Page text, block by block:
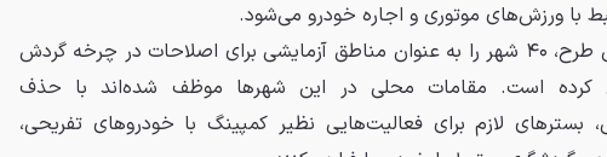
با ورزش‌های موتوری و اجاره خودرو می‌شود.
دولت چین در راستای این طرح، ۴۰ شهر را به عنوان مناطق آزمایشی برای اصلاحات در چرخه گردش
است. مقامات محلی در این شهرها موظف شده‌اند با حذف
لازم برای فعالیت‌هایی نظیر کمپینگ با خودروهای تفریحی،